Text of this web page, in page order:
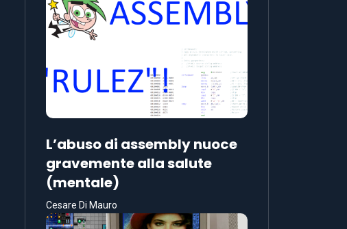
L’abuso di assembly nuoce
gravemente alla salute
(mentale)
Cesare Di Mauro